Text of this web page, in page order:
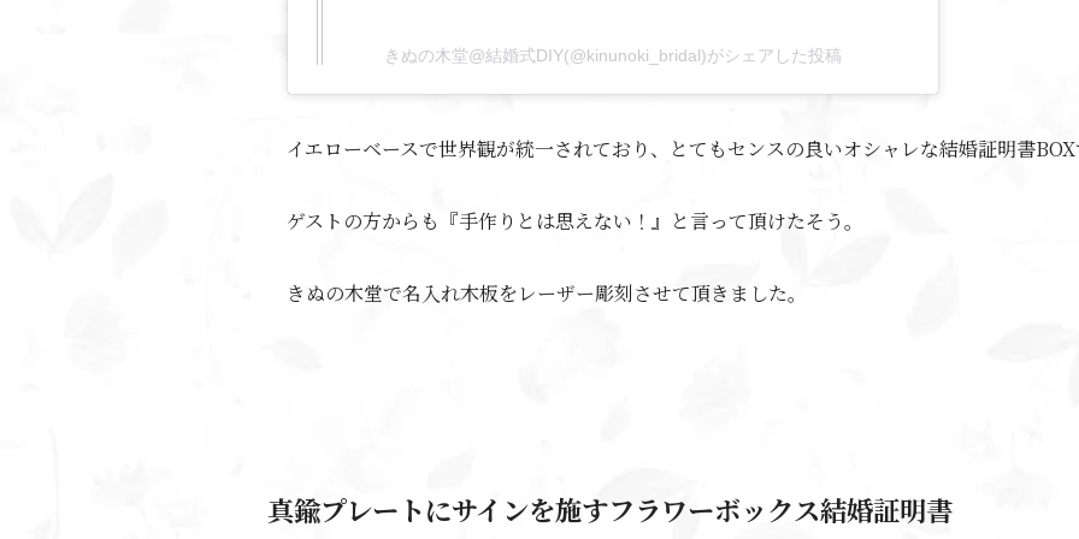
きぬの木堂@結婚式DIY(@kinunoki_bridal)がシェアした投稿
イエローベースで世界観が統一されており、とてもセンスの良いオシャレな結婚証明書
ゲストの方からも『手作りとは思えない！』と言って頂けたそう。
きぬの木堂で名入れ木板をレーザー彫刻させて頂きました。
真鍮プレートにサインを施すフラワーボックス結婚証明書